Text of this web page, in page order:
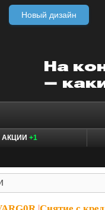
Новый дизайн
АКЦИИ +1